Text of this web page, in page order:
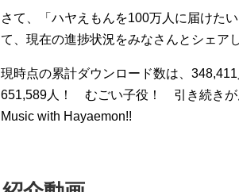
さて、「ハヤえもんを100万人に届けた
て、現在の進捗状況をみなさんとシェア
現時点の累計ダウンロード数は、
651,589人！ むごい子役！ 引き続きが
Music with Hayaemon!!